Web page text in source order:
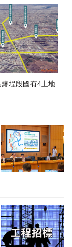
埕段國有4土地